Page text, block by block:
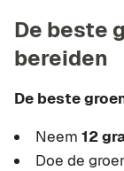
De beste
bereiden
De beste
Neem 12
Doe de